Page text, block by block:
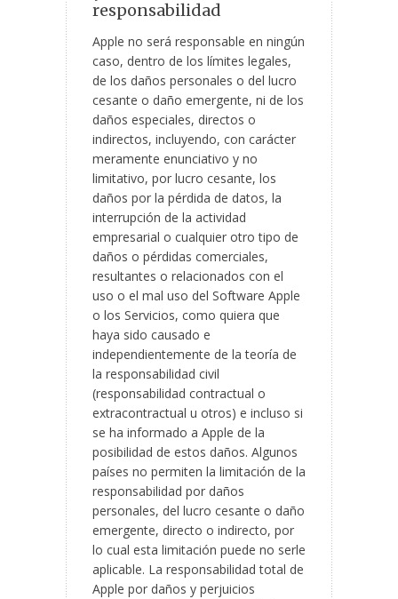
responsabilidad
Apple no será responsable en ningún
caso, dentro de los límites legales,
de los daños personales o del lucro
cesante o daño emergente, ni de los
daños especiales, directos o
indirectos, incluyendo, con carácter
meramente enunciativo y no
limitativo, por lucro cesante, los
daños por la pérdida de datos, la
interrupción de la actividad
empresarial o cualquier otro tipo de
daños o pérdidas comerciales,
resultantes o relacionados con el
uso o el mal uso del Software Apple
o los Servicios, como quiera que
haya sido causado e
independientemente de la teoría de
la responsabilidad civil
(responsabilidad contractual o
extracontractual u otros) e incluso si
se ha informado a Apple de la
posibilidad de estos daños. Algunos
países no permiten la limitación de la
responsabilidad por daños
personales, del lucro cesante o daño
emergente, directo o indirecto, por
lo cual esta limitación puede no serle
aplicable. La responsabilidad total de
Apple por daños y perjuicios